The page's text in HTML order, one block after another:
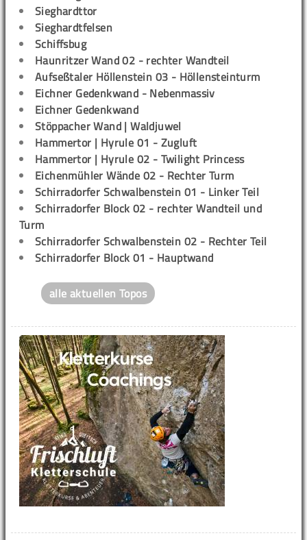
Sieghardttor
Sieghardtfelsen
Schiffsbug
Haunritzer Wand 02 - rechter Wandteil
Aufseßtaler Höllenstein 03 - Höllensteinturm
Eichner Gedenkwand - Nebenmassiv
Eichner Gedenkwand
Stöppacher Wand | Waldjuwel
Hammertor | Hyrule 01 - Zugluft
Hammertor | Hyrule 02 - Twilight Princess
Eichenmühler Wände 02 - Rechter Turm
Schirradorfer Schwalbenstein 01 - Linker Teil
Schirradorfer Block 02 - rechter Wandteil und
Turm
Schirradorfer Schwalbenstein 02 - Rechter Teil
Schirradorfer Block 01 - Hauptwand
alle aktuellen Topos